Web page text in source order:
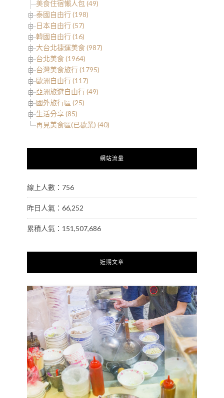
美食住宿懶人包 (49)
泰國自由行 (198)
日本自由行 (57)
韓國自由行 (16)
大台北捷運美食 (987)
台北美食 (1964)
台灣美食旅行 (1795)
歐洲自由行 (117)
亞洲旅遊自由行 (49)
國外旅行區 (25)
生活分享 (85)
再見美食區(已歇業) (40)
網站流量
線上人數：756
昨日人氣：66,252
累積人氣：151,507,686
近期文章